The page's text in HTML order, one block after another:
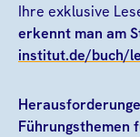
Ihre exklusive
erkennt man am
institut.de/buch/
Führungsthemen